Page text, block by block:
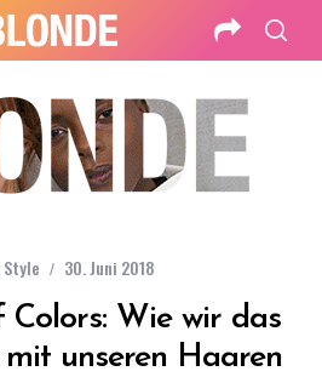
Style 30. Juni 2018
Wie wir das
unseren Haaren